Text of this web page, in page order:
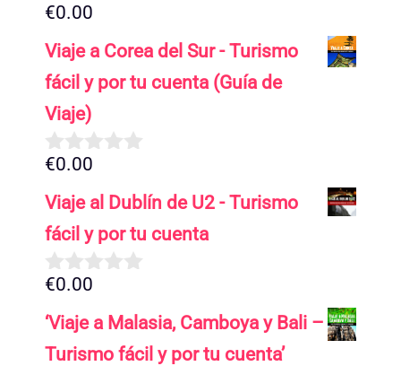
0
e
5
€0.00
Viaje a Corea del Sur - Turismo
fácil y por tu cuenta (Guía de
Viaje)
0
e
5
€0.00
Viaje al Dublín de U2 - Turismo
fácil y por tu cuenta
0
e
5
€0.00
‘Viaje a Malasia, Camboya y Bali –
Turismo fácil y por tu cuenta’